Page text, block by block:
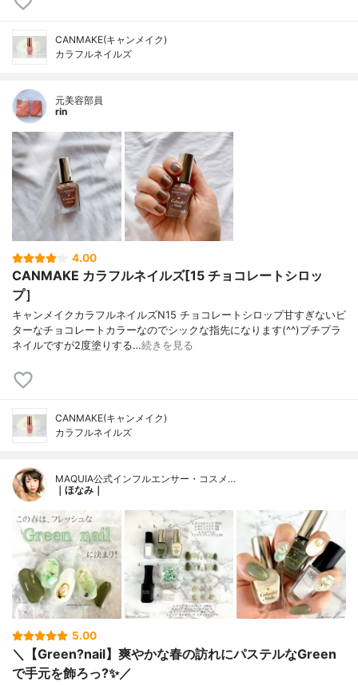
CANMAKE(キャンメイク)
カラフルネイルズ
元美容部員
rin
4.00
CANMAKE カラフルネイルズ[15 チョコレートシロッ
プ］
キャンメイクカラフルネイルズN15 チョコレートシロップ甘すぎないビ
ターなチョコレートカラーなのでシックな指先になります(^^)プチプラ
ネイルですが2度塗りする…続きを見る
CANMAKE(キャンメイク)
カラフルネイルズ
MAQUIA公式インフルエンサー・コスメ…
｜ほなみ｜
5.00
＼【Green?nail】爽やかな春の訪れにパステルなGreen
で手元を飾ろっ?✨／